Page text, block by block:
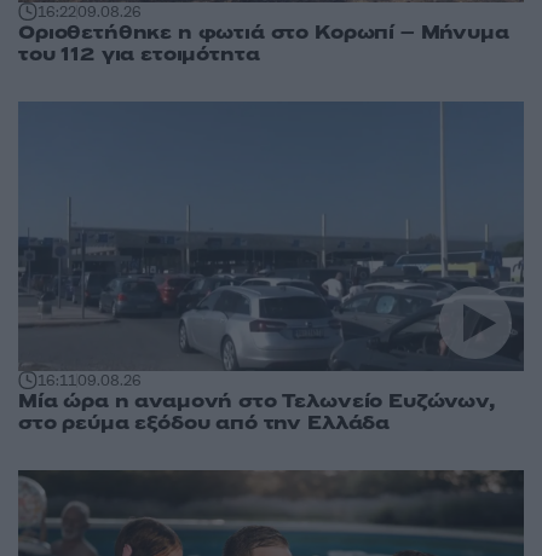
16:2209.08.26
Οριοθετήθηκε η φωτιά στο Κορωπί – Μήνυμα
του 112 για ετοιμότητα
16:1109.08.26
Μία ώρα η αναμονή στο Τελωνείο Ευζώνων,
στο ρεύμα εξόδου από την Ελλάδα